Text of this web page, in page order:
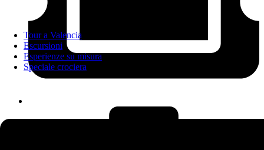
Tour a Valencia
Escursioni
Esperienze su misura
Speciale crociera